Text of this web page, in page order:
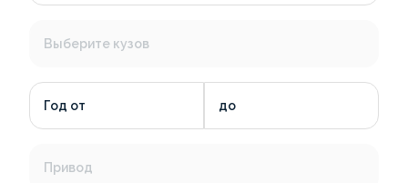
Выберите кузов
Год от до
Привод